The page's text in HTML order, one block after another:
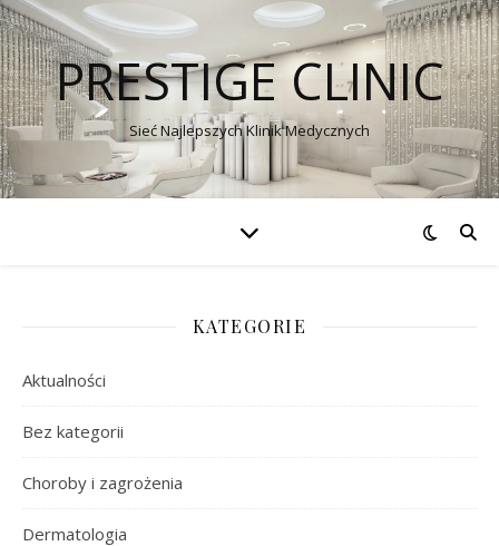
PRESTIGE CLINIC
Sieć Najlepszych Klinik Medycznych
KATEGORIE
Aktualności
Bez kategorii
Choroby i zagrożenia
Dermatologia